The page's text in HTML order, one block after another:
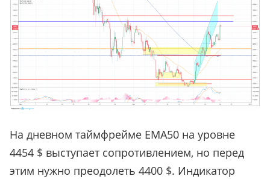
На дневном таймфрейме ЕМА50 на уровне
4454 $ выступает сопротивлением, но перед
этим нужно преодолеть 4400 $. Индикатор